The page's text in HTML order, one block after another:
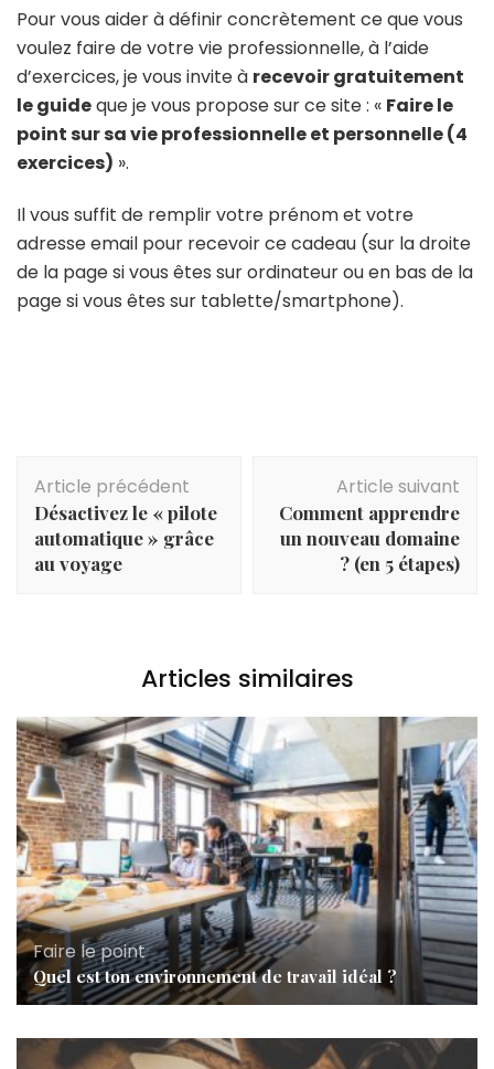
Pour vous aider à définir concrètement ce que vous
voulez faire de votre vie professionnelle, à l’aide
d’exercices, je vous invite à recevoir gratuitement
le guideque je vous propose sur ce site : « Faire le
point sur sa vie professionnelle et personnelle (4
exercices) ».
Il vous suffit de remplir votre prénom et votre
adresse email pour recevoir ce cadeau (sur la droite
de la page si vous êtes sur ordinateur ou en bas de la
page si vous êtes sur tablette/smartphone).
Article précédent
Désactivez le « pilote
automatique » grâce
au voyage
Article suivant
Comment apprendre
un nouveau domaine
? (en 5 étapes)
Articles similaires
Faire le point
Quel est ton environnement de travail idéal ?